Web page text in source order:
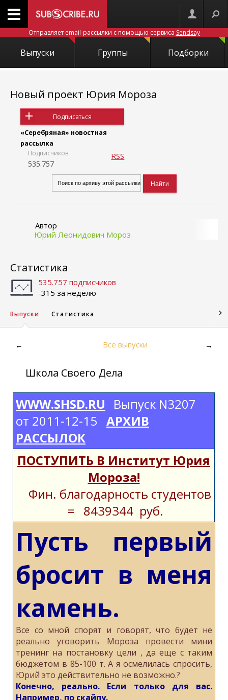
Отправляет email-рассылки с помощью сервиса Sendsay
Выпуски Группы Подборки
Новый проект Юрия Мороза
Подписаться
«Серебряная» новостная
рассылка
Подписчиков
535.757
RSS
Автор
Юрий Леонидович Мороз
Статистика
535.757 подписчиков
-315 за неделю
Выпуски Статистика
← Все выпуски →
Школа Своего Дела
WWW.SHSD.RU
Выпуск N3207
от 2011-12-15 АРХИВ
РАССЫЛОК
ПОСТУПИТЬ В Институт Юрия
Мороза!
Фин. благодарность студентов
= 8439344 руб.
Пусть первый
бросит в меня
камень.
Все со мной спорят и говорят, что будет не
реально уговорить Мороза провести мини
тренинг на постановку цели , да еще с таким
бюджетом в 85-100 т. А я осмелилась спросить,
Юрий это действительно не возможно.?
Конечно, реально. Если только для вас.
Например, по скайпу.